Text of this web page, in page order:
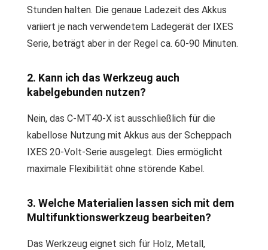
Stunden halten. Die genaue Ladezeit des Akkus
variiert je nach verwendetem Ladegerät der IXES
Serie, beträgt aber in der Regel ca. 60-90 Minuten.
2. Kann ich das Werkzeug auch
kabelgebunden nutzen?
Nein, das C-MT40-X ist ausschließlich für die
kabellose Nutzung mit Akkus aus der Scheppach
IXES 20-Volt-Serie ausgelegt. Dies ermöglicht
maximale Flexibilität ohne störende Kabel.
3. Welche Materialien lassen sich mit dem
Multifunktionswerkzeug bearbeiten?
Das Werkzeug eignet sich für Holz, Metall,